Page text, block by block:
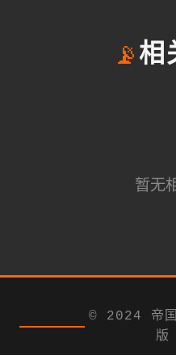
📡相
暂无
© 2024 帝
版